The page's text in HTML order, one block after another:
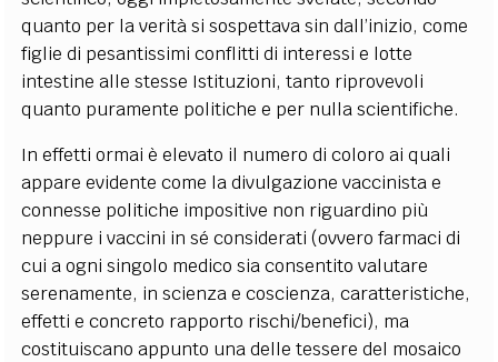
quanto per la verità si sospettava sin dall’inizio, come
figlie di pesantissimi conflitti di interessi e lotte
intestine alle stesse Istituzioni, tanto riprovevoli
quanto puramente politiche e per nulla scientifiche.
In effetti ormai è elevato il numero di coloro ai quali
appare evidente come la divulgazione vaccinista e
connesse politiche impositive non riguardino più
neppure i vaccini in sé considerati (ovvero farmaci di
cui a ogni singolo medico sia consentito valutare
serenamente, in scienza e coscienza, caratteristiche,
effetti e concreto rapporto rischi/benefici), ma
costituiscano appunto una delle tessere del mosaico